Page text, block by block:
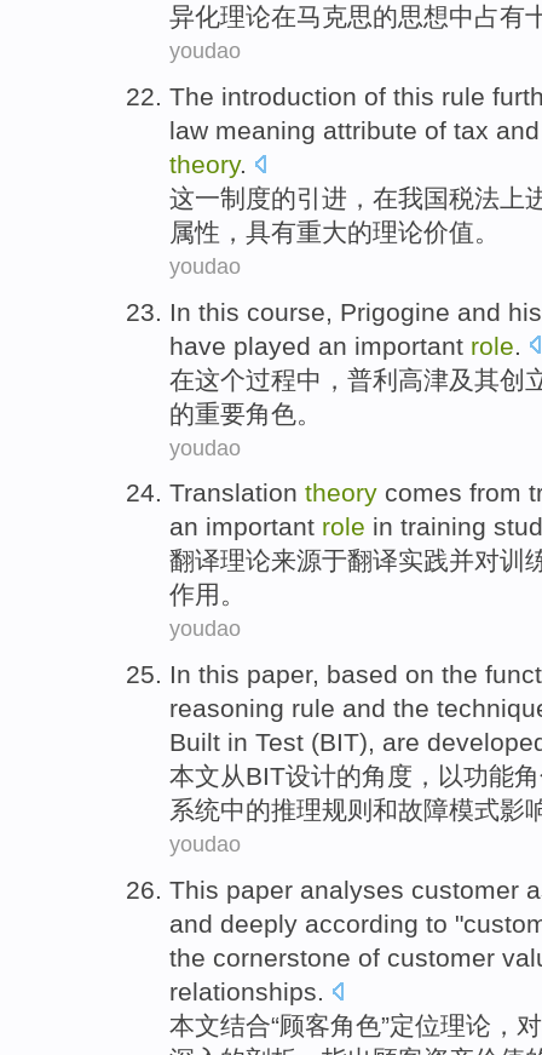
异化理论在马克思的思想中占有
youdao
The introduction of this rule
law meaning attribute of tax
theory.
这一制度的引进 ， 在我国税法 上
属性 ， 具有重大的理论价值。
youdao
In this course Prigogine and
have played an important role
在这个过程中， 普利高津及其创
的重要角色 。
youdao
Translation theory comes from
an important role in training
翻译理论来源于翻译实践并对训
作用 。
youdao
In this paper, based on the
reasoning rule and the
Built in Test (BIT), are
本文从BIT设计的角度，以功能
系统中的推理规则 和故障模式影
youdao
This paper analyses customer
and deeply according to
the cornerstone of customer
relationships.
本文结合“顾客角色”定位理论 ，